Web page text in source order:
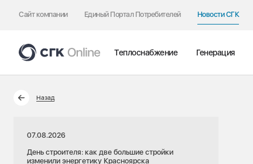
Сайт компании Единый Портал Потребителей Новости СГК
Теплоснабжение Генерация
Назад
07.08.2026
День строителя: как две большие стройки
изменили энергетику Красноярска